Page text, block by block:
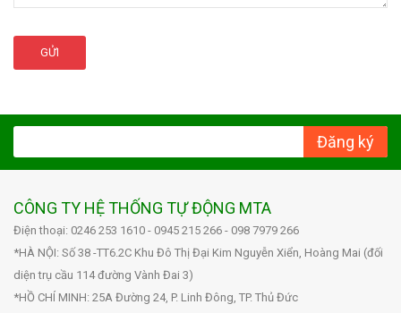
GỬI
Đăng ký
CÔNG TY HỆ THỐNG TỰ ĐỘNG MTA
Điện thoại: 0246 253 1610 - 0945 215 266 - 098 7979 266
*HÀ NỘI: Số 38 -TT6.2C Khu Đô Thị Đại Kim Nguyễn Xiển, Hoàng Mai (đối
diện trụ cầu 114 đường Vành Đai 3)
*HỒ CHÍ MINH: 25A Đường 24, P. Linh Đông, TP. Thủ Đức